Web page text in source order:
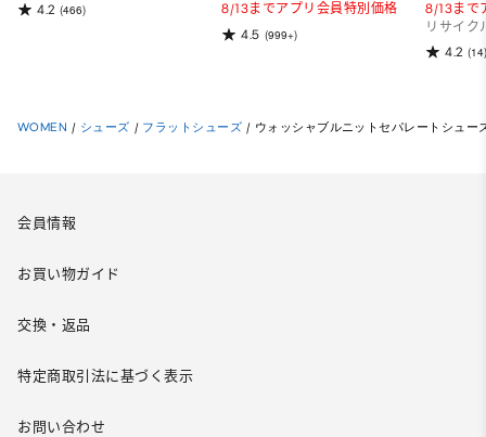
4.2 (466)
8/13までアプリ会員特別価格
4.5 (999+)
8/13まで
リサイク
4.2 (14)
WOMEN / シューズ / フラットシューズ / ウォッシャブルニットセパレートシュー
会員情報
お買い物ガイド
交換・返品
特定商取引法に基づく表示
お問い合わせ